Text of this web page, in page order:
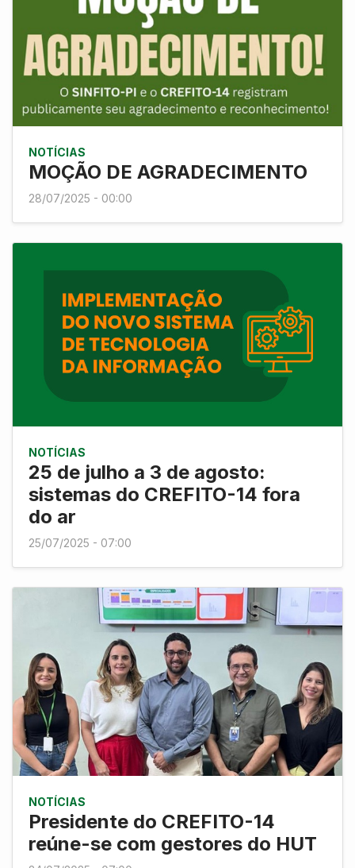
NOTÍCIAS
MOÇÃO DE AGRADECIMENTO
28/07/2025 - 00:00
NOTÍCIAS
25 de julho a 3 de agosto:
sistemas do CREFITO-14 fora
do ar
25/07/2025 - 07:00
NOTÍCIAS
Presidente do CREFITO-14
reúne-se com gestores do HUT